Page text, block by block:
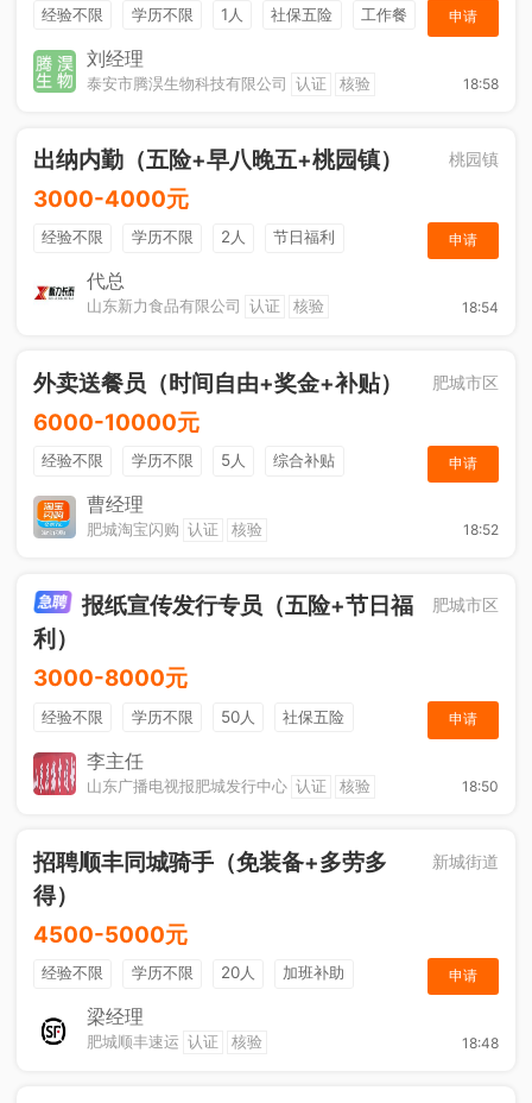
经验不限 学历不限 1人 社保五险
工作餐
节日福利
申请
刘经理
泰安市腾淏生物科技有限公司 认证 核验 18:58
出纳内勤（五险+早八晚五+桃园镇） 桃园镇
3000-4000元
经验不限 学历不限 2人
节日福利
社保五险
工作餐
申请
代总
山东新力食品有限公司 认证 核验 18:54
外卖送餐员（时间自由+奖金+补贴） 肥城市区
6000-10000元
经验不限 学历不限 5人
综合补贴
奖励计划
加班补助
申请
曹经理
肥城淘宝闪购 认证 核验 18:52
报纸宣传发行专员（五险+节日福
利）
肥城市区
3000-8000元
经验不限 学历不限 50人
社保五险
节日福利
销售奖金
申请
李主任
山东广播电视报肥城发行中心 认证 核验 18:50
招聘顺丰同城骑手（免装备+多劳多
得）
新城街道
4500-5000元
经验不限 学历不限 20人
加班补助
综合补贴
奖励计划
申请
梁经理
肥城顺丰速运 认证 核验 18:48